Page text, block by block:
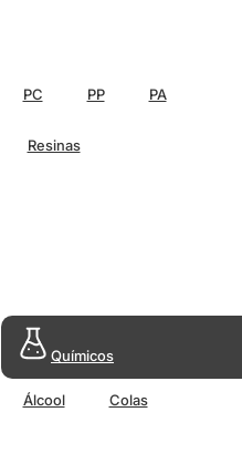
PC PP
PA
Resinas
Químicos
Álcool Colas